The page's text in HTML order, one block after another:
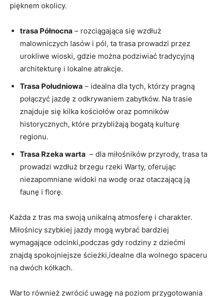
pięknem okolicy.
trasa Północna – ​rozciągająca się wzdłuż⁣
malowniczych lasów i ⁤pól, ta trasa⁤ prowadzi przez
urokliwe ⁤wioski, gdzie można podziwiać tradycyjną
architekturę i lokalne​ atrakcje.
Trasa Południowa – idealna ⁣dla tych, którzy pragną
połączyć jazdę z odkrywaniem zabytków. Na trasie
znajduje się kilka kościołów oraz pomników
historycznych, które przybliżają bogatą kulturę
regionu.
Trasa ‍Rzeka warta ​ – dla miłośników przyrody, trasa ta
prowadzi wzdłuż⁢ brzegu rzeki Warty, oferując
niezapomniane widoki na wodę oraz otaczającą ją
faunę i florę.
Każda z tras ma swoją unikalną atmosferę i​ charakter.
Miłośnicy szybkiej jazdy mogą ⁣wybrać bardziej
wymagające odcinki,podczas gdy rodziny z dziećmi
znajdą spokojniejsze ścieżki,idealne dla wolnego spaceru
na dwóch kółkach.
Warto również‌ zwrócić uwagę na poziom przygotowania